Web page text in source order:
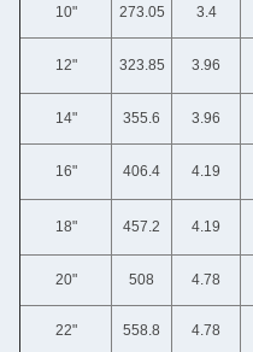
10" 273.05 3.4
12" 323.85 3.96
14" 355.6 3.96
16" 406.4 4.19
18" 457.2 4.19
20" 508 4.78
22" 558.8 4.78